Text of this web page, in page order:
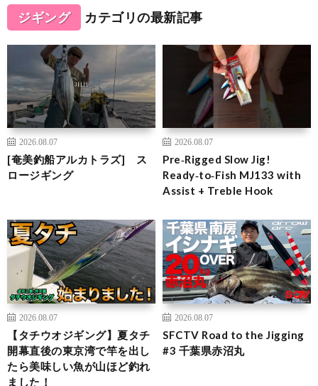
ジギング カテゴリの最新記事
2026.08.07
[奄美釣船アルカトラズ] ス
ロージギング
2026.08.07
Pre‑Rigged Slow Jig!
Ready‑to‑Fish MJ133 with
Assist + Treble Hook
2026.08.07
【タチウオジギング】夏タチ
開幕直後の東京湾で竿を出し
たら美味しい魚が山ほど釣れ
ました！
2026.08.07
SFCTV Road to the Jigging
#3 千葉県赤沼丸